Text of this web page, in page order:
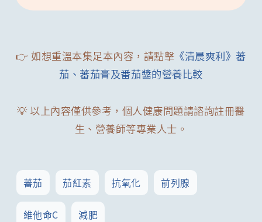
👉 如想重溫本集足本內容，請點擊 《清晨爽利》蕃
茄、蕃茄膏及番茄醬的營養比較
💡 以上內容僅供參考，個人健康問題請諮詢註冊醫
生、營養師等專業人士。
蕃茄 茄紅素 抗氧化 前列腺
維他命C 減肥